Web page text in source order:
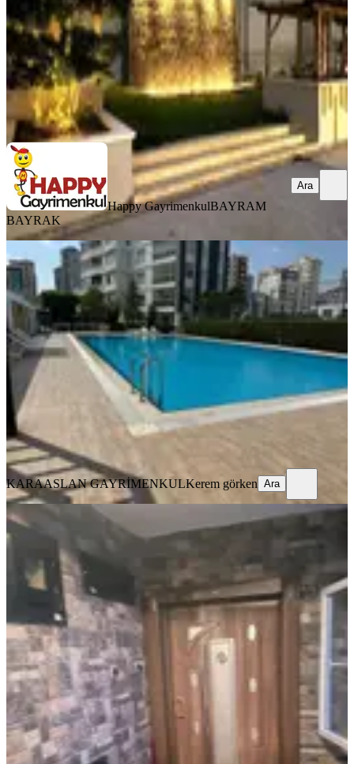
11.250.000 ₺
Happy GayrimenkulBAYRAM BAYRAK
Ara
Happy GayrimenkulBAYRAM
BAYRAK
Ara
Havuzlu Güvenlikli Sitede Çok Geniş
Ömer Bayram Yapımı 1+1 Satılık
Daire
Seyhan, Gürselpaşa Mahallesi
1+1
60 m² 07.08.2026
4.750.000 ₺
KARAASLAN GAYRİMENKULKerem görken
Ara
KARAASLAN GAYRİMENKULKerem görken Ara
YENİ
Sattılık Mavibulvarda Şehitler
Parkında Kafa Daire 1ci Sınıf
Mazeme Lüx Daire
Seyhan, Yeşilyurt Mahallesi
3+1· 185 m² ·8. Kat ·07.08.2026
6.000.000 ₺
01 YAPI EMLAK Bülent Boyacı
Ara